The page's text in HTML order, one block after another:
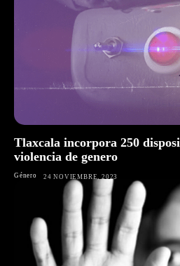
Tlaxcala incorpora 250
violencia de genero
Género 24 NOVIEMBRE, 2023